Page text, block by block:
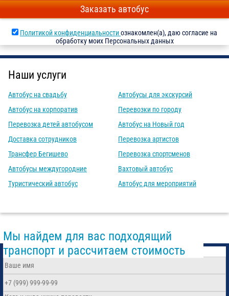
Заказать автобус
Политикой конфиденциальностиознакомлен(а), даю согласие на
обработку моих Персональных данных
Наши услуги
Автобус на свадьбу
Автобус на корпоратив
Перевозка детей автобусом
Доставка сотрудников
Трансфер Бегишево
Автобусы междугородние
Туристический автобус
Автобусы для экскурсий
Перевозки по городу
Автобус на Новый год
Перевозка артистов
Перевозка спортсменов
Вахтовый автобус
Автобус для мероприятий
Мы найдем для вас подходящий
транспорт и рассчитаем стоимость